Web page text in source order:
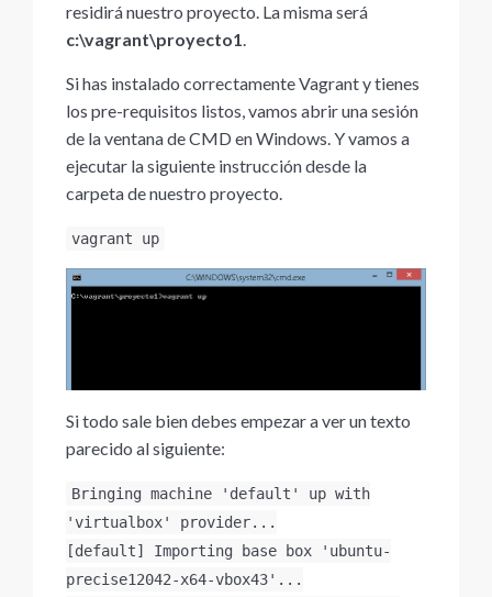
residirá nuestro proyecto. La misma será
c:\vagrant\proyecto1.
Si has instalado correctamente Vagrant y tienes
los pre-requisitos listos, vamos abrir una sesión
de la ventana de CMD en Windows. Y vamos a
ejecutar la siguiente instrucción desde la
carpeta de nuestro proyecto.
vagrant up
Si todo sale bien debes empezar a ver un texto
parecido al siguiente:
Bringing machine 'default' up with
'virtualbox' provider...
[default] Importing base box 'ubuntu-
precise12042-x64-vbox43'...